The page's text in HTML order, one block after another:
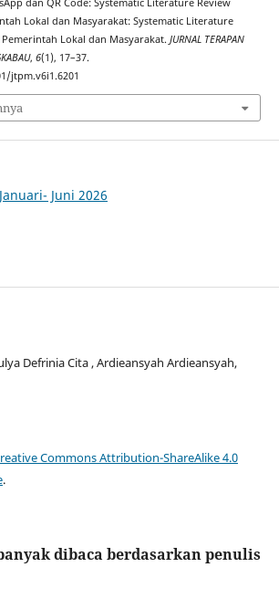
Lokal dan Masyarakat: Systematic Literature
Lokal dan Masyarakat. JURNAL TERAPAN
, 6(1), 17–37.
jtpm.v6i1.6201
Juni 2026
Defrinia Cita , Ardieansyah Ardieansyah,
Commons Attribution-ShareAlike 4.0
.
dibaca berdasarkan penulis